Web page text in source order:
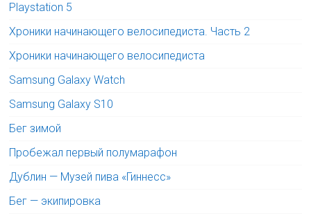
Playstation 5
Хроники начинающего велосипедиста. Часть 2
Хроники начинающего велосипедиста
Samsung Galaxy Watch
Samsung Galaxy S10
Бег зимой
Пробежал первый полумарафон
Дублин — Музей пива «Гиннесс»
Бег — экипировка